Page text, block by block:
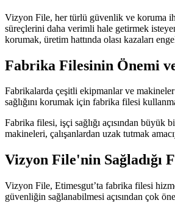
Vizyon File, her türlü güvenlik ve koruma
süreçlerini daha verimli hale getirmek
korumak, üretim hattında olası kazaları
Fabrika Filesinin Önemi
Fabrikalarda çeşitli ekipmanlar ve makineler
sağlığını korumak için fabrika filesi
Fabrika filesi, işçi sağlığı açısından
makineleri, çalışanlardan uzak tutmak
Vizyon File'nin Sağladığı
Vizyon File, Etimesgut’ta fabrika filesi
güvenliğin sağlanabilmesi açısından çok